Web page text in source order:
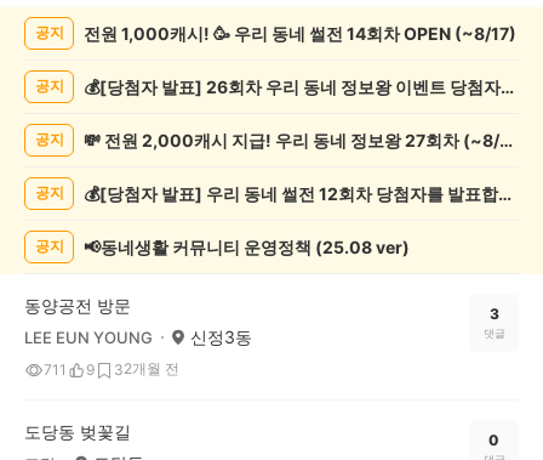
게
공지 전원 1,000캐시! 🥳 우리 동네 썰전 14회차 OPEN (~8/17)
공지 💰[당첨자 발표] 26회차 우리 동네 정보왕 이벤트 당첨자를 발표합니다!
공지 💸 전원 2,000캐시 지급! 우리 동네 정보왕 27회차 (~8/10)
공지 💰[당첨자 발표] 우리 동네 썰전 12회차 당첨자를 발표합니다!
공지 📢동네생활 커뮤니티 운영정책 (25.08 ver)
동양공전 방문
LEE EUN YOUNG 신정3동
711 9 32개월 전
3
댓글
도당동 벚꽃길 0